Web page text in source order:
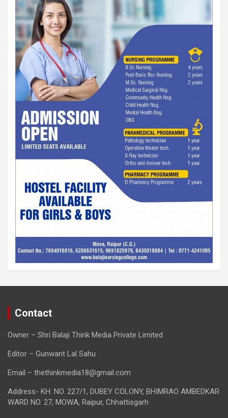
Contact
Owner – Shri Balaji Think Media Private Limited
Editor – Gunwant Lal Sahu
Email – thethinkmedia18@gmail.com
Address- KH. NO. 227/1, DUBEY COLONY, BHIMRAO AMBEDKAR
WARD NO. 27, MOWA, Raipur, Chhattisgarh